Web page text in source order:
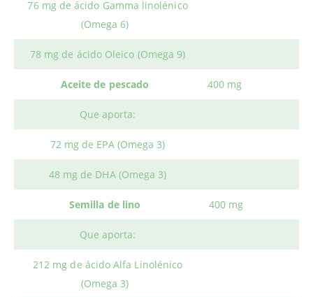
76 mg de ácido Gamma linolénico
(Omega 6)
78 mg de ácido Oleico (Omega 9)
Aceite de pescado 400 mg
Que aporta:
72 mg de EPA (Omega 3)
48 mg de DHA (Omega 3)
Semilla de lino 400 mg
Que aporta:
212 mg de ácido Alfa Linolénico
(Omega 3)